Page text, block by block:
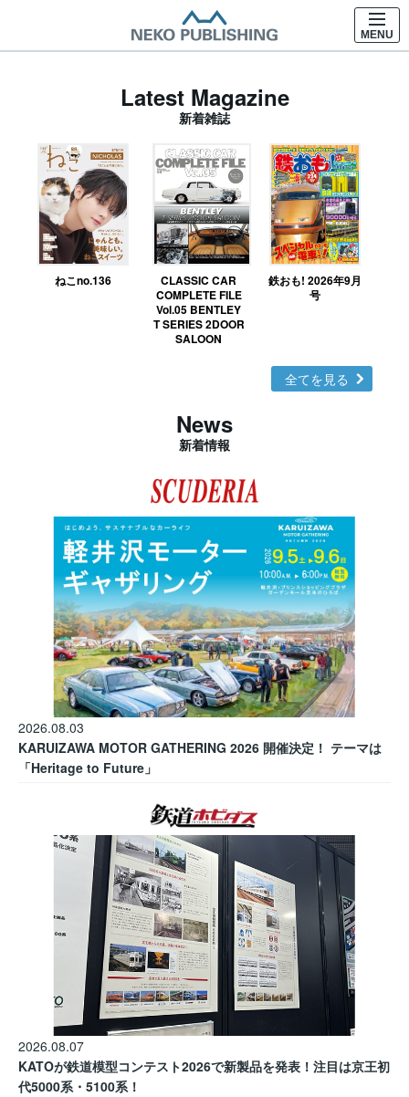
MENU
Latest Magazine
新着雑誌
ねこno.136
CLASSIC CAR
COMPLETE FILE
Vol.05 BENTLEY
T SERIES 2DOOR
SALOON
鉄おも! 2026年9月
号
全てを見る
News
新着情報
2026.08.03
KARUIZAWA MOTOR GATHERING 2026 開催決定！ テーマは
「Heritage to Future」
2026.08.07
KATOが鉄道模型コンテスト2026で新製品を発表！注目は京王初
代5000系・5100系！